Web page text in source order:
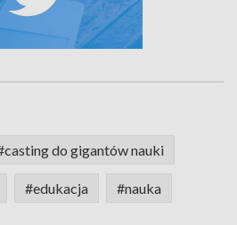
do gigantów nauki
#edukacja #nauka